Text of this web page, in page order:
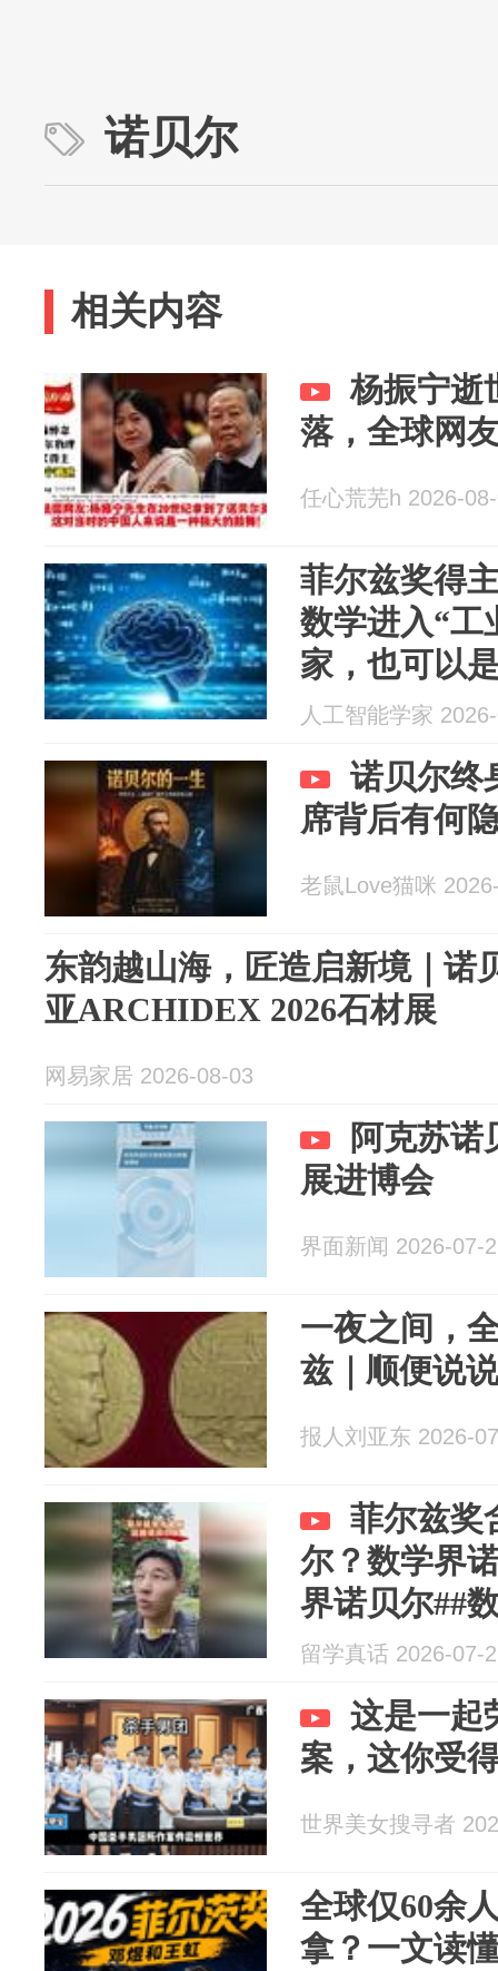
诺贝尔
相关内容
杨振宁逝
落，全球网
任心荒芜h 2026-
菲尔兹奖得
数学进入“
家，也可以
人工智能学家
诺贝尔终
席背后有何
老鼠Love猫咪
东韵越山海，匠造启新境｜诺
亚ARCHIDEX 2026石材展
网易家居 2026-08-03
阿克苏诺
展进博会
界面新闻 2026-07-
一夜之间，
兹｜顺便说
报人刘亚东 2026-
菲尔兹奖
尔？数学界
界诺贝尔##
留学真话 2026-07-
这是一起
案，这你受
世界美女搜寻者
全球仅60余
拿？一文读